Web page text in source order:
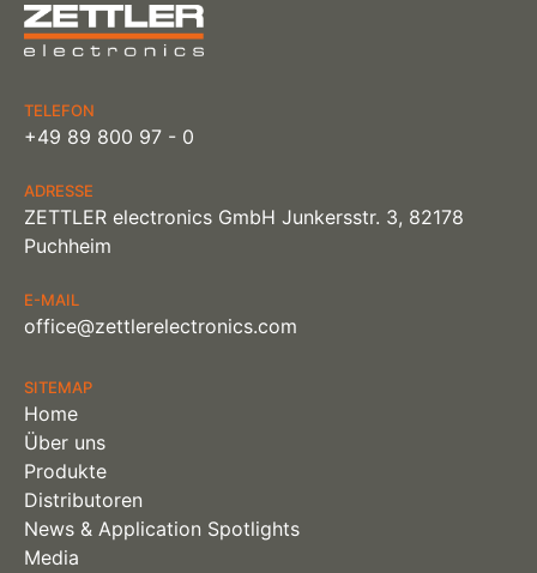
TELEFON
+49 89 800 97 - 0
ADRESSE
ZETTLER electronics GmbH Junkersstr. 3, 82178
Puchheim
E-MAIL
office@zettlerelectronics.com
SITEMAP
Home
Über uns
Produkte
Distributoren
News & Application Spotlights
Media